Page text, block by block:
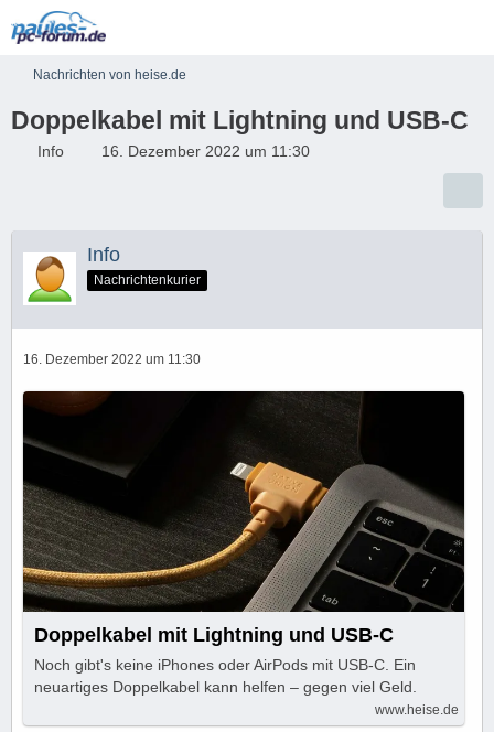
Nachrichten von heise.de
Doppelkabel mit Lightning und USB-C
Info 16. Dezember 2022 um 11:30
Info
Nachrichtenkurier
16. Dezember 2022 um 11:30
Doppelkabel mit Lightning und USB-C
Noch gibt's keine iPhones oder AirPods mit USB-C. Ein
neuartiges Doppelkabel kann helfen – gegen viel Geld.
www.heise.de